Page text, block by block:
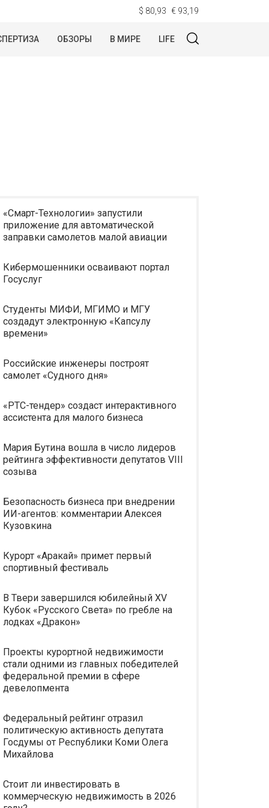
$ 80,93 € 93,19
ОБЗОРЫ В МИРЕ LIFE
«Смарт-Технологии» запустили
приложение для автоматической
заправки самолетов малой авиации
Кибермошенники осваивают портал
Госуслуг
Студенты МИФИ, МГИМО и МГУ
создадут электронную «Капсулу
времени»
Российские инженеры построят
самолет «Судного дня»
«РТС-тендер» создаст интерактивного
ассистента для малого бизнеса
Мария Бутина вошла в число лидеров
рейтинга эффективности депутатов VIII
созыва
Безопасность бизнеса при внедрении
ИИ-агентов: комментарии Алексея
Кузовкина
Курорт «Аракай» примет первый
спортивный фестиваль
В Твери завершился юбилейный XV
Кубок «Русского Света» по гребле на
лодках «Дракон»
Проекты курортной недвижимости
стали одними из главных победителей
федеральной премии в сфере
девелопмента
Федеральный рейтинг отразил
политическую активность депутата
Госдумы от Республики Коми Олега
Михайлова
Стоит ли инвестировать в
коммерческую недвижимость в 2026